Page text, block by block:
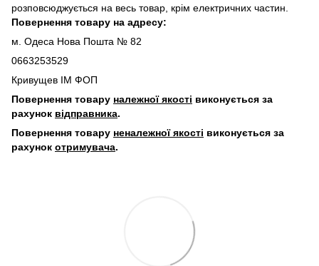
розповсюджується на весь товар, крім електричних частин.
Повернення товару на адресу:
м. Одеса Нова Пошта № 82
0663253529
Кривущев ІМ ФОП
Повернення товару належної якості виконується за
рахунок відправника.
Повернення товару неналежної якості виконується за
рахунок отримувача.